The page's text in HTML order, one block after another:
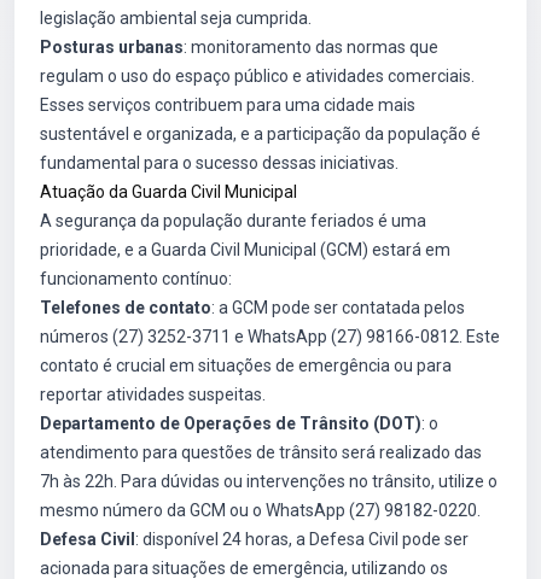
legislação ambiental seja cumprida.
Posturas urbanas: monitoramento das normas que
regulam o uso do espaço público e atividades comerciais.
Esses serviços contribuem para uma cidade mais
sustentável e organizada, e a participação da população é
fundamental para o sucesso dessas iniciativas.
Atuação da Guarda Civil Municipal
A segurança da população durante feriados é uma
prioridade, e a Guarda Civil Municipal (GCM) estará em
funcionamento contínuo:
Telefones de contato: a GCM pode ser contatada pelos
números (27) 3252-3711 e WhatsApp (27) 98166-0812. Este
contato é crucial em situações de emergência ou para
reportar atividades suspeitas.
Departamento de Operações de Trânsito (DOT): o
atendimento para questões de trânsito será realizado das
7h às 22h. Para dúvidas ou intervenções no trânsito, utilize o
mesmo número da GCM ou o WhatsApp (27) 98182-0220.
Defesa Civil : disponível 24 horas, a Defesa Civil pode ser
acionada para situações de emergência, utilizando os